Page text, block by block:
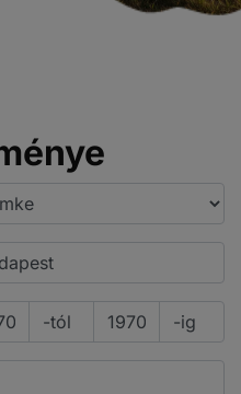
-tól -ig